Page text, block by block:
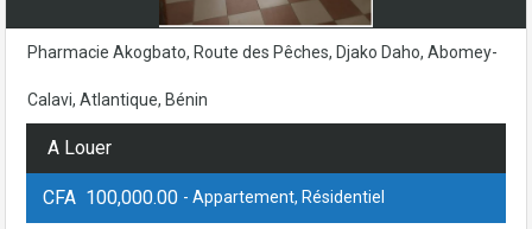
Pharmacie Akogbato, Route des Pêches, Djako Daho, Abomey-
Calavi, Atlantique, Bénin
A Louer
CFA 100,000.00 - Appartement, Résidentiel